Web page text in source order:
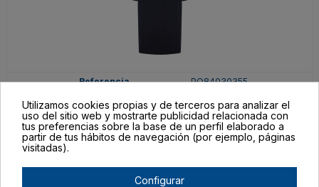
PO84030355
MARINO
En stock
Utilizamos cookies propias y de terceros para analizar el
uso del sitio web y mostrarte publicidad relacionada con
tus preferencias sobre la base de un perfil elaborado a
partir de tus hábitos de navegación (por ejemplo, páginas
visitadas).
Configurar